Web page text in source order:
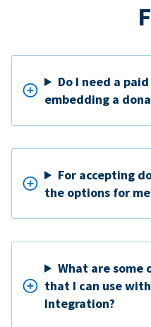
Do I need a
embedding a
For accepting
the options for
What are
that I can use
Integration?